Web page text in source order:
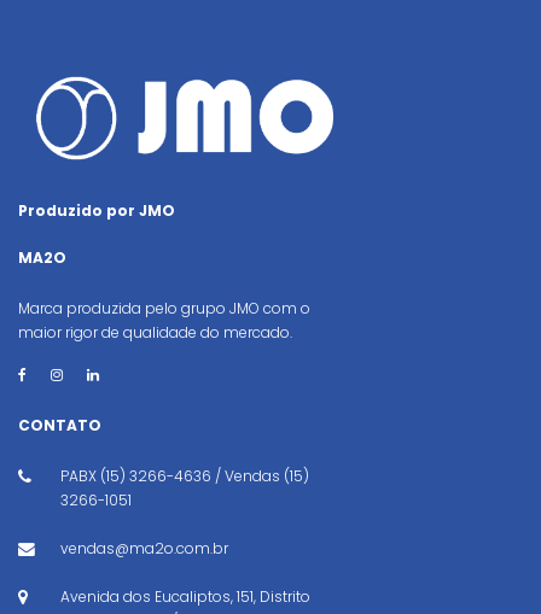
Produzido por JMO
MA2O
Marca produzida pelo grupo JMO com o
maior rigor de qualidade do mercado.
CONTATO
PABX (15) 3266-4636 / Vendas (15)
3266-1051
vendas@ma2o.com.br
Avenida dos Eucaliptos, 151, Distrito